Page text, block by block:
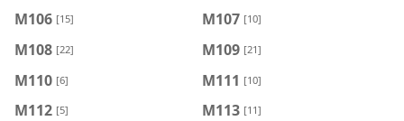
M106 [15] M107 [10]
M108 [22] M109 [21]
M110 [6] M111 [10]
M112 [5] M113 [11]